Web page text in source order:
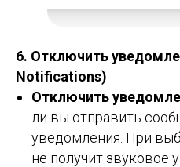
6. Отключить
Notifications)
Отключить
ли вы отправить
уведомления. При
не получит звуковое